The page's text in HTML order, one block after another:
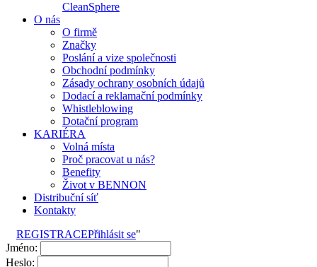
CleanSphere
O nás
O firmě
Značky
Poslání a vize společnosti
Obchodní podmínky
Zásady ochrany osobních údajů
Dodací a reklamační podmínky
Whistleblowing
Dotační program
KARIÉRA
Volná místa
Proč pracovat u nás?
Benefity
Život v BENNON
Distribuční síť
Kontakty
REGISTRACEPřihlásit se"
Jméno:
Heslo: